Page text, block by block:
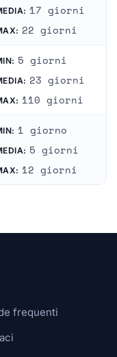
17 giorni
22 giorni
5 giorni
23 giorni
110 giorni
1 giorno
5 giorni
12 giorni
frequenti